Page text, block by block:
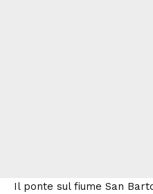
Il ponte sul fiume San